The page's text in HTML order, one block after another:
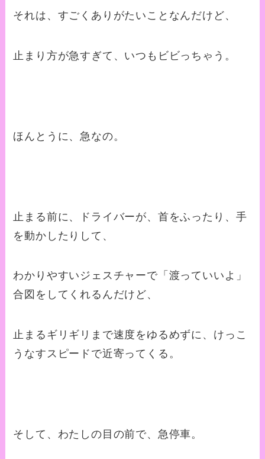
それは、すごくありがたいことなんだけど、
止まり方が急すぎて、いつもビビっちゃう。
ほんとうに、急なの。
止まる前に、ドライバーが、首をふったり、手
を動かしたりして、
わかりやすいジェスチャーで「渡っていいよ」
合図をしてくれるんだけど、
止まるギリギリまで速度をゆるめずに、けっこ
うなすスピードで近寄ってくる。
そして、わたしの目の前で、急停車。